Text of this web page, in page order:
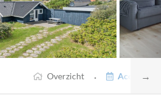
→
Overzicht ·